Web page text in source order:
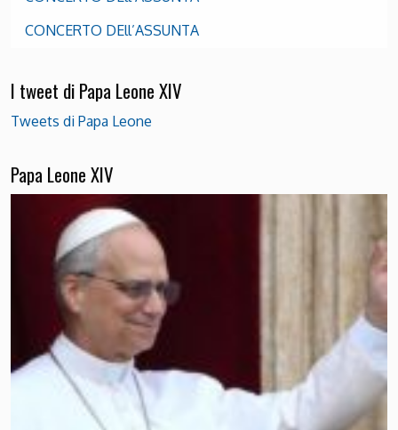
CONCERTO DEll’ASSUNTA
I tweet di Papa Leone XIV
Tweets di Papa Leone
Papa Leone XIV